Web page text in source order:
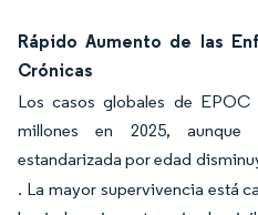
Rápido Aumento de las
Crónicas
Los casos globales de
millones en 2025,
estandarizada por edad
. La mayor supervivencia está